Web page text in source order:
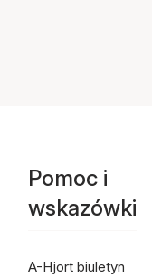
Pomoc i
wskazówki
A-Hjort biuletyn